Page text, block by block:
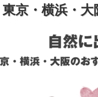
京・横浜・